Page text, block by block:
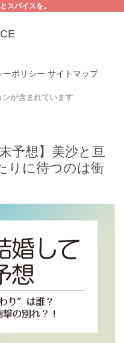
スパイスを。
ーポリシー サイトマップ
が含まれています
予想】美沙と亘
りに待つのは衝